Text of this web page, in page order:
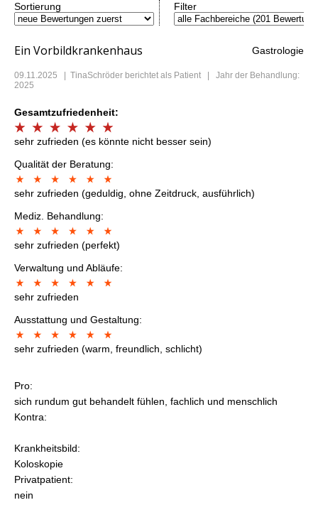
Sortierung Filter
Ein Vorbildkrankenhaus Gastrologie
09.11.2025 TinaSchröder berichtet als Patient | Jahr der Behandlung:
2025
Gesamtzufriedenheit:
sehr zufrieden (es könnte nicht besser sein)
Qualität der Beratung:
sehr zufrieden (geduldig, ohne Zeitdruck, ausführlich)
Mediz. Behandlung:
sehr zufrieden (perfekt)
Verwaltung und Abläufe:
sehr zufrieden
Ausstattung und Gestaltung:
sehr zufrieden (warm, freundlich, schlicht)
Pro:
sich rundum gut behandelt fühlen, fachlich und menschlich
Kontra:
Krankheitsbild:
Koloskopie
Privatpatient:
nein